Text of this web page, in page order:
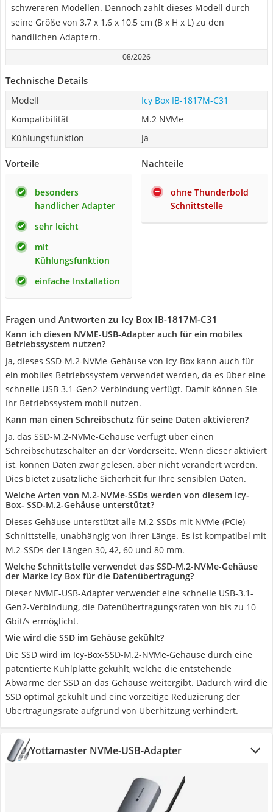
schwereren Modellen. Dennoch zählt dieses Modell durch
seine Größe von 3,7 x 1,6 x 10,5 cm (B x H x L) zu den
handlichen Adaptern.
08/2026
Technische Details
Modell
Icy Box IB-1817M-C31
Kompatibilität
M.2 NVMe
Kühlungsfunktion
Ja
Vorteile
besonders
handlicher Adapter
sehr leicht
mit
Kühlungsfunktion
einfache Installation
Nachteile
ohne Thunderbold
Schnittstelle
Fragen und Antworten zu Icy Box IB-1817M-C31
Kann ich diesen NVME-USB-Adapter auch für ein mobiles
Betriebssystem nutzen?
Ja, dieses SSD-M.2-NVMe-Gehäuse von Icy-Box kann auch für
ein mobiles Betriebssystem verwendet werden, da es über eine
schnelle USB 3.1-Gen2-Verbindung verfügt. Damit können Sie
Ihr Betriebssystem mobil nutzen.
Kann man einen Schreibschutz für seine Daten aktivieren?
Ja, das SSD-M.2-NVMe-Gehäuse verfügt über einen
Schreibschutzschalter an der Vorderseite. Wenn dieser aktiviert
ist, können Daten zwar gelesen, aber nicht verändert werden.
Dies bietet zusätzliche Sicherheit für Ihre sensiblen Daten.
Welche Arten von M.2-NVMe-SSDs werden von diesem Icy-
Box- SSD-M.2-Gehäuse unterstützt?
Dieses Gehäuse unterstützt alle M.2-SSDs mit NVMe-(PCIe)-
Schnittstelle, unabhängig von ihrer Länge. Es ist kompatibel mit
M.2-SSDs der Längen 30, 42, 60 und 80 mm.
Welche Schnittstelle verwendet das SSD-M.2-NVMe-Gehäuse
der Marke Icy Box für die Datenübertragung?
Dieser NVME-USB-Adapter verwendet eine schnelle USB-3.1-
Gen2-Verbindung, die Datenübertragungsraten von bis zu 10
Gbit/s ermöglicht.
Wie wird die SSD im Gehäuse gekühlt?
Die SSD wird im Icy-Box-SSD-M.2-NVMe-Gehäuse durch eine
patentierte Kühlplatte gekühlt, welche die entstehende
Abwärme der SSD an das Gehäuse weitergibt. Dadurch wird die
SSD optimal gekühlt und eine vorzeitige Reduzierung der
Übertragungsrate aufgrund von Überhitzung verhindert.
Yottamaster NVMe-USB-Adapter